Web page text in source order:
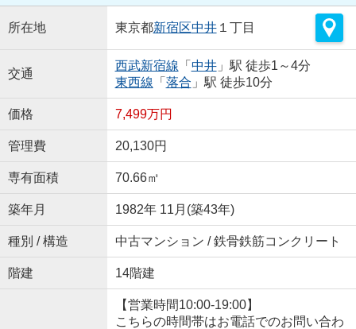
所在地 東京都新宿区中井１丁目
交通
西武新宿線 「 中井」駅 徒歩1～4分
東西線 「 落合 」駅 徒歩10分
価格 7,499万円
管理費 20,130円
専有面積 70.66㎡
築年月 1982年 11月(築43年)
種別 / 構造 中古マンション / 鉄骨鉄筋コンクリート
階建 14階建
【営業時間10:00-19:00】
こちらの時間帯はお電話でのお問い合わ